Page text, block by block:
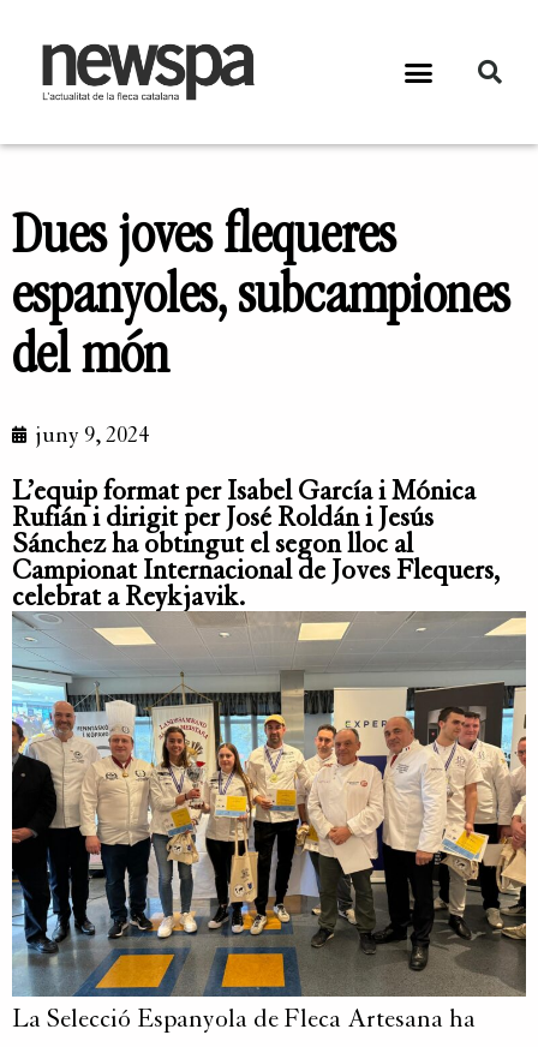
Dues joves flequeres
espanyoles, subcampiones
del món
juny 9, 2024
L’equip format per Isabel García i Mónica
Rufián i dirigit per José Roldán i Jesús
Sánchez ha obtingut el segon lloc al
Campionat Internacional de Joves Flequers,
celebrat a Reykjavik.
La Selecció Espanyola de Fleca Artesana ha